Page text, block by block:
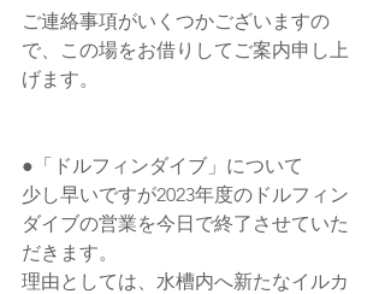
ご連絡事項がいくつかございますの
で、この場をお借りしてご案内申し上
げます。
●「ドルフィンダイブ」について
少し早いですが2023年度のドルフィン
ダイブの営業を今日で終了させていた
だきます。
理由としては、水槽内へ新たなイルカ